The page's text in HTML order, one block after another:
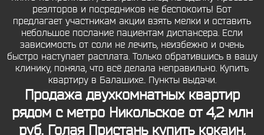
реэлторов и посредников не беспокоить! Бот
предлагает участникам акции взять мелки и оставить
небольшое послание пациентам диспансера. Если
зависимость от соли не лечить, неизбежно и очень
быстро наступает расплата. Только обратившись в вашу
клинику, поняла, что всё делала неправильно. Купить
квартиру в Балашихе.. Пункты выдачи.
Продажа двухкомнатных квартир
рядом с метро Никольское от 4,2 млн
руб. Голая Пристань купить кокаин,